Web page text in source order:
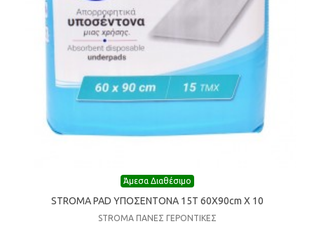
Άμεσα Διαθέσιμο
STROMA PAD ΥΠΟΣΕΝΤΟΝΑ 15Τ 60Χ90cm Χ 10
STROMA ΠΑΝΕΣ ΓΕΡΟΝΤΙΚΕΣ